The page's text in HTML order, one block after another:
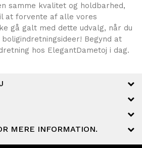
samme kvalitet og holdbarhed,
at forvente af alle vores
gå galt med dette udvalg, når du
Begynd at
hos ElegantDametoj i dag.
MERE INFORMATION.